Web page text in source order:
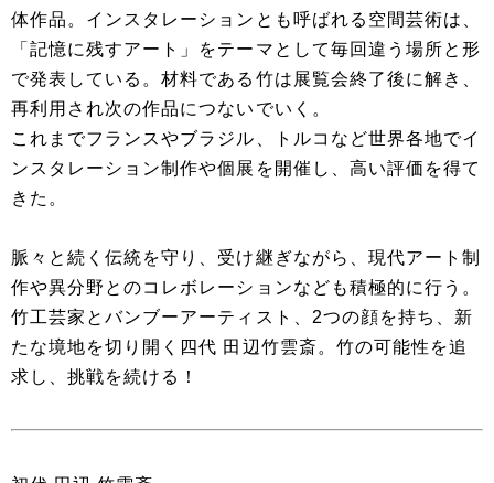
体作品。インスタレーションとも呼ばれる空間芸術は、
「記憶に残すアート」をテーマとして毎回違う場所と形
で発表している。材料である竹は展覧会終了後に解き、
再利用され次の作品につないでいく。
これまでフランスやブラジル、トルコなど世界各地でイ
ンスタレーション制作や個展を開催し、高い評価を得て
きた。
脈々と続く伝統を守り、受け継ぎながら、現代アート制
作や異分野とのコレボレーションなども積極的に行う。
竹工芸家とバンブーアーティスト、2つの顔を持ち、新
たな境地を切り開く四代 田辺竹雲斎。竹の可能性を追
求し、挑戦を続ける！